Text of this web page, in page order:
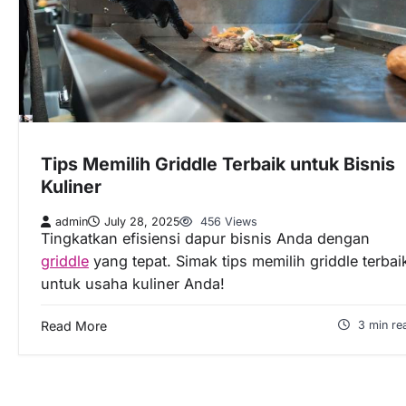
Tips Memilih Griddle Terbaik untuk Bisnis
Kuliner
admin July 28, 2025 456 Views
Tingkatkan efisiensi dapur bisnis Anda dengan
griddle yang tepat. Simak tips memilih griddle
untuk usaha kuliner Anda!
Read More 3 min